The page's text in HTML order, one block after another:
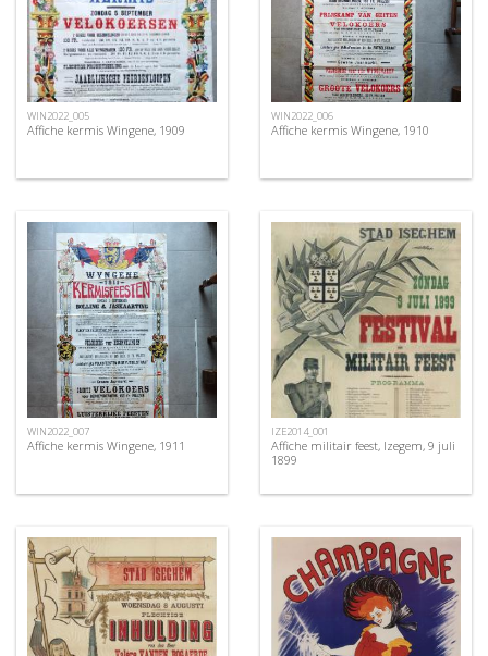
WIN2022_005
Affiche kermis Wingene, 1909
WIN2022_006
Affiche kermis Wingene, 1910
WIN2022_007
Affiche kermis Wingene, 1911
IZE2014_001
Affiche militair feest, Izegem, 9 juli
1899